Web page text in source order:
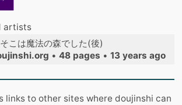
artists
こは魔法の森でした(後)
• 48 pages • 13 years ago
links to other sites where doujinshi can